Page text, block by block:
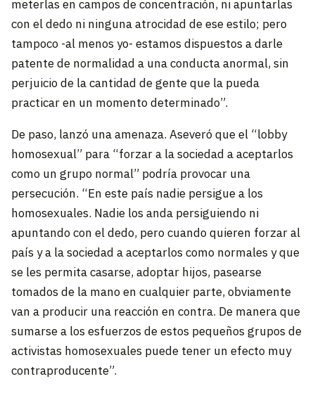
meterlas en campos de concentración, ni apuntarlas
con el dedo ni ninguna atrocidad de ese estilo; pero
tampoco -al menos yo- estamos dispuestos a darle
patente de normalidad a una conducta anormal, sin
perjuicio de la cantidad de gente que la pueda
practicar en un momento determinado”.
De paso, lanzó una amenaza. Aseveró que el “lobby
homosexual” para “forzar a la sociedad a aceptarlos
como un grupo normal” podría provocar una
persecución. “En este país nadie persigue a los
homosexuales. Nadie los anda persiguiendo ni
apuntando con el dedo, pero cuando quieren forzar al
país y a la sociedad a aceptarlos como normales y que
se les permita casarse, adoptar hijos, pasearse
tomados de la mano en cualquier parte, obviamente
van a producir una reacción en contra. De manera que
sumarse a los esfuerzos de estos pequeños grupos de
activistas homosexuales puede tener un efecto muy
contraproducente”.